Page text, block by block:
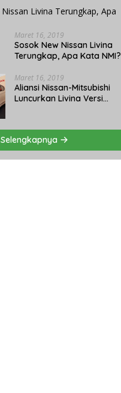
Maret 16, 2019
Sosok New Nissan Livina
Terungkap, Apa Kata NMI?
Maret 16, 2019
Aliansi Nissan-Mitsubishi
Luncurkan Livina Versi
Selengkapnya